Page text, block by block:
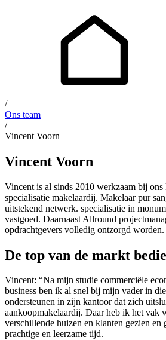
/
Ons team
/
Vincent Voorn
Vincent Voorn
Vincent is al sinds 2010 werkzaam bij ons
specialisatie makelaardij. Makelaar pur
uitstekend netwerk. specialisatie in
vastgoed. Daarnaast Allround
opdrachtgevers volledig ontzorgd worden.
De top van de markt
Vincent: “Na mijn studie commerciële
business ben ik al snel bij mijn vader in
ondersteunen in zijn kantoor dat zich
aankoopmakelaardij. Daar heb ik het vak
verschillende huizen en klanten gezien en
prachtige en leerzame tijd.